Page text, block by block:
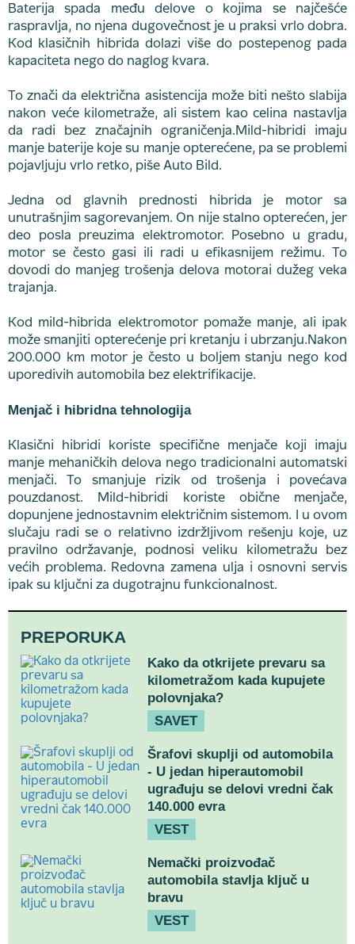
Baterija spada među delove o kojima se najčešće
raspravlja, no njena dugovečnost je u praksi vrlo dobra.
Kod klasičnih hibrida dolazi više do postepenog pada
kapaciteta nego do naglog kvara.
To znači da električna asistencija može biti nešto slabija
nakon veće kilometraže, ali sistem kao celina nastavlja
da radi bez značajnih ograničenja.Mild-hibridi imaju
manje baterije koje su manje opterećene, pa se problemi
pojavljuju vrlo retko, piše Auto Bild.
Jedna od glavnih prednosti hibrida je motor sa
unutrašnjim sagorevanjem. On nije stalno opterećen, jer
deo posla preuzima elektromotor. Posebno u gradu,
motor se često gasi ili radi u efikasnijem režimu. To
dovodi do manjeg trošenja delova motorai dužeg veka
trajanja.
Kod mild-hibrida elektromotor pomaže manje, ali ipak
može smanjiti opterećenje pri kretanju i ubrzanju.Nakon
200.000 km motor je često u boljem stanju nego kod
uporedivih automobila bez elektrifikacije.
Menjač i hibridna tehnologija
Klasični hibridi koriste specifične menjače koji imaju
manje mehaničkih delova nego tradicionalni automatski
menjači. To smanjuje rizik od trošenja i povećava
pouzdanost. Mild-hibridi koriste obične menjače,
dopunjene jednostavnim električnim sistemom. I u ovom
slučaju radi se o relativno izdržljivom rešenju koje, uz
pravilno održavanje, podnosi veliku kilometražu bez
većih problema. Redovna zamena ulja i osnovni servis
ipak su ključni za dugotrajnu funkcionalnost.
PREPORUKA
Kako da otkrijete prevaru sa
kilometražom kada kupujete
polovnjaka?
SAVET
Šrafovi skuplji od automobila
- U jedan hiperautomobil
ugrađuju se delovi vredni čak
140.000 evra
VEST
Nemački proizvođač
automobila stavlja ključ u
bravu
VEST